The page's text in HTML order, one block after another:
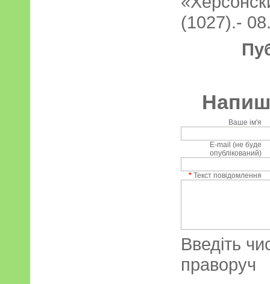
(1027).-
Ваше ім'я
E-mail (не буде
опублікований)
* Текст повідомлення
Введіть
праворуч